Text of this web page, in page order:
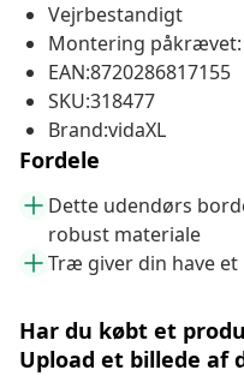
Vejrbestandigt
Montering påkrævet:
EAN:8720286817155
SKU:318477
Brand:vidaXL
Fordele
Dette udendørs
robust materiale
Træ giver din have
Har du købt et
Upload et billede af